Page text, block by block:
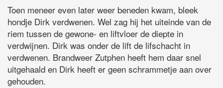
Toen meneer even later weer beneden kwam, bleek
hondje Dirk verdwenen. Wel zag hij het uiteinde van de
riem tussen de gewone- en liftvloer de diepte in
verdwijnen. Dirk was onder de lift de lifschacht in
verdwenen. Brandweer Zutphen heeft hem daar snel
uitgehaald en Dirk heeft er geen schrammetje aan over
gehouden.